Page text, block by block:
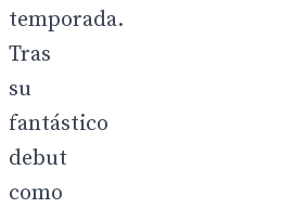
temporada.
Tras
su
fantástico
debut
como